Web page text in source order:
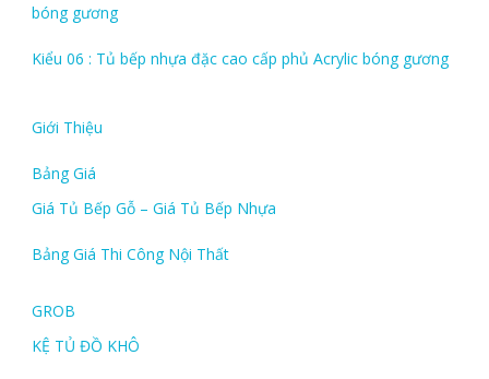
bóng gương
Kiểu 06 : Tủ bếp nhựa đặc cao cấp phủ Acrylic bóng gương
Giới Thiệu
Bảng Giá
Giá Tủ Bếp Gỗ – Giá Tủ Bếp Nhựa
Bảng Giá Thi Công Nội Thất
GROB
KỆ TỦ ĐỒ KHÔ